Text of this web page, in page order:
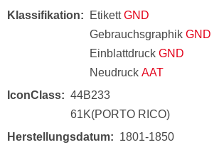
Klassifikation
EtikettGND
Gebrauchsgraphik GND
Einblattdruck GND
Neudruck AAT
IconClass
44B233
61K(PORTO RICO)
Herstellungsdatum
1801-1850